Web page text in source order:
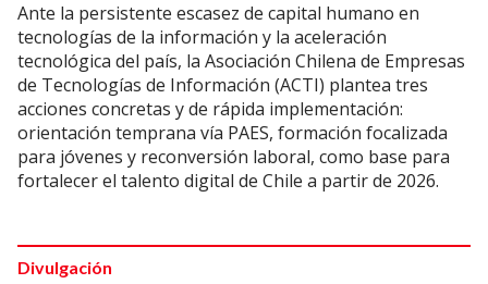
Ante la persistente escasez de capital humano en
tecnologías de la información y la aceleración
tecnológica del país, la Asociación Chilena de Empresas
de Tecnologías de Información (ACTI) plantea tres
acciones concretas y de rápida implementación:
orientación temprana vía PAES, formación focalizada
para jóvenes y reconversión laboral, como base para
fortalecer el talento digital de Chile a partir de 2026.
Divulgación